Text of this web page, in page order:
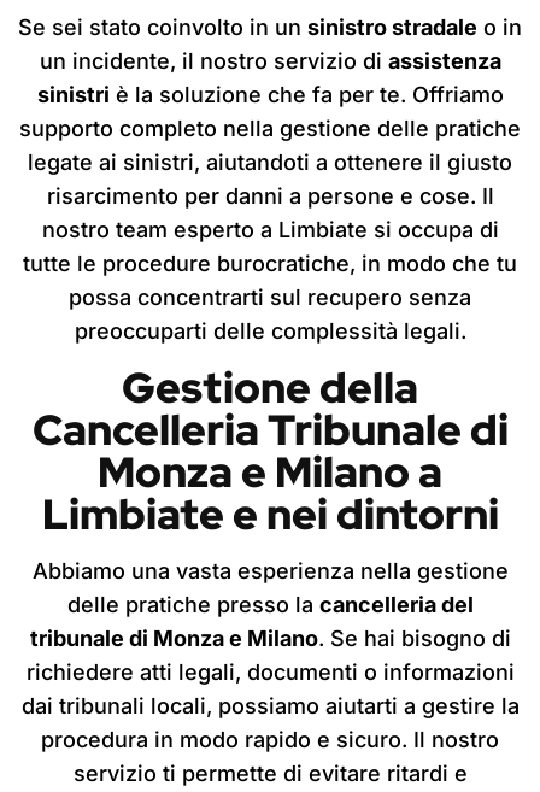
Se sei stato coinvolto in un sinistro stradale o in
un incidente, il nostro servizio di assistenza
sinistri è la soluzione che fa per te. Offriamo
supporto completo nella gestione delle pratiche
legate ai sinistri, aiutandoti a ottenere il giusto
risarcimento per danni a persone e cose. Il
nostro team esperto a Limbiate si occupa di
tutte le procedure burocratiche, in modo che tu
possa concentrarti sul recupero senza
preoccuparti delle complessità legali.
Gestione della
Cancelleria Tribunale di
Monza e Milanoa
Limbiatee nei dintorni
Abbiamo una vasta esperienza nella gestione
delle pratiche presso la cancelleria del
tribunale di Monza e Milano. Se hai bisogno di
richiedere atti legali, documenti o informazioni
dai tribunali locali, possiamo aiutarti a gestire la
procedura in modo rapido e sicuro. Il nostro
servizio ti permette di evitare ritardi e